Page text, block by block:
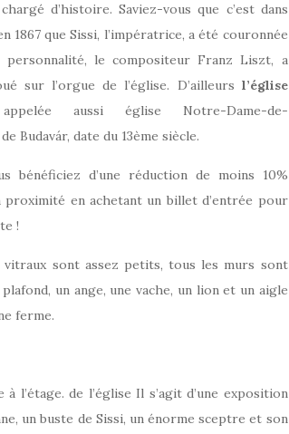
d’histoire. Saviez-vous que c’est dans
1867 que Sissi, l’impératrice, a été couronnée
le compositeur Franz Liszt, a
sur l’orgue de l’église. D’ailleurs l’église
aussi église Notre-Dame-de-
Budavár, date du 13ème siècle.
bénéficiez d’une réduction de moins 10%
proximité en achetant un billet d’entrée pour
!
sont assez petits, tous les murs sont
un ange, une vache, un lion et un aigle
ferme.
de l’église Il s’agit d’une exposition
un buste de Sissi, un énorme sceptre et son